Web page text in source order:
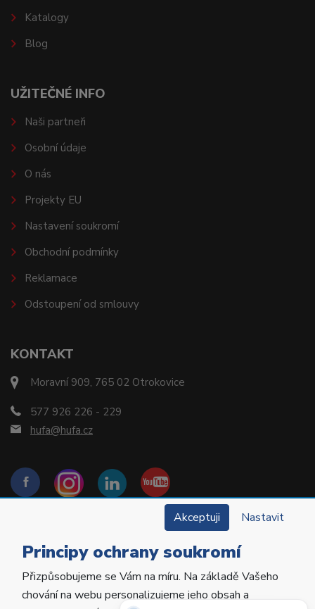
KONTAKT
Moravní 909, 765 02 Otrokovice
577 926 226 - 229
hufa@hufa.cz
Katalogy
Blog
UŽITEČNÉ INFO
Naši partneři
Osobní údaje
O nás
Projekty EU
Nastavení soukromí
Obchodní podmínky
Reklamace
Odstoupení od smlouvy
Copyright © 2022 Hu-Fa Dental a.s. Všechna práva
vyhrazena.
Akceptuji Nastavit
Principy ochrany soukromí
Přizpůsobujeme se Vám na míru. Na základě Vašeho
chování na webu personalizujeme jeho obsah a
Potřebujete poradit?Zeptejte se našeho